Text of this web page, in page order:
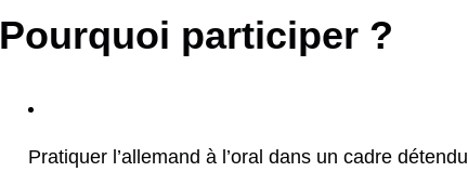
Pourquoi participer ?
Pratiquer l’allemand à l’oral dans un cadre détendu